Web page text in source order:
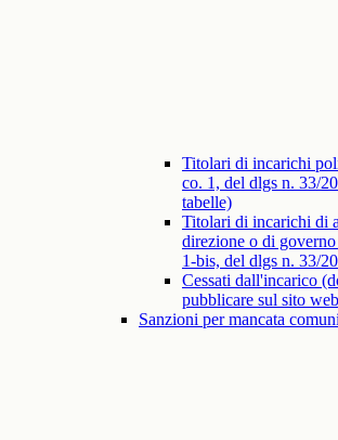
Titolari di incarichi
co. 1, del dlgs n. 33/
tabelle)
Titolari di incarichi di
direzione o di
1-bis, del dlgs n. 33/
Cessati dall'incarico
pubblicare sul sito
Sanzioni per mancata